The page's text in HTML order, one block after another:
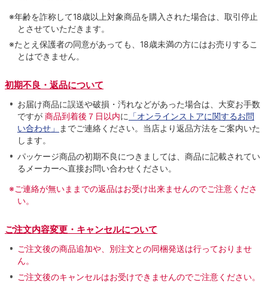
※年齢を詐称して18歳以上対象商品を購入された場合は、取引停止
とさせていただきます。
※たとえ保護者の同意があっても、18歳未満の方にはお売りするこ
とはできません。
初期不良・返品について
お届け商品に誤送や破損・汚れなどがあった場合は、大変お手数
ですが 商品到着後７日以内に 「オンラインストアに関するお問
い合わせ」
までご連絡ください。当店より返品方法をご案内いた
します。
パッケージ商品の初期不良につきましては、商品に記載されてい
るメーカーへ直接お問い合わせください。
※ご連絡が無いままでの返品はお受け出来ませんのでご注意くださ
い。
ご注文内容変更・キャンセルについて
ご注文後の商品追加や、別注文との同梱発送は行っておりませ
ん。
ご注文後のキャンセルはお受けできませんのでご注意ください。